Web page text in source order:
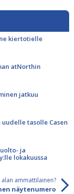
kiertotielle
atNorthin
jatkuu
tasolle Casen
ja
lokakuussa
ammattilainen?
näytenumero